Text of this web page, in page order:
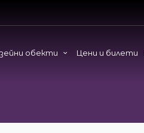
обекти Цени и билети